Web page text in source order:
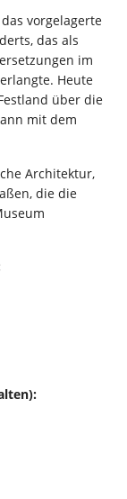
vorgelagerte
das als
im
Heute
über die
mit dem
Architektur,
die die